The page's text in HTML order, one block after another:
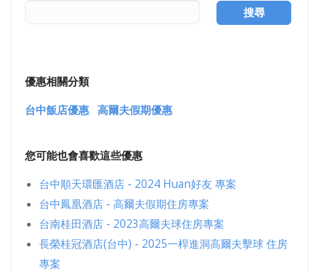
搜尋
優惠相關分類
台中飯店優惠 高爾夫假期優惠
您可能也會喜歡這些優惠
台中順天環匯酒店 - 2024 Huan好友 專案
台中鳳凰酒店 - 高爾夫假期住房專案
台南桂田酒店 - 2023高爾夫球住房專案
長榮桂冠酒店(台中) - 2025一桿進洞高爾夫擊球 住房
專案